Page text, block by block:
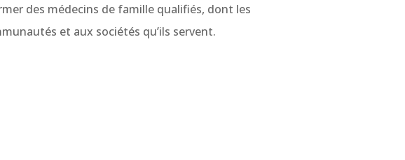
des médecins de famille qualifiés, dont les
et aux sociétés qu’ils servent.